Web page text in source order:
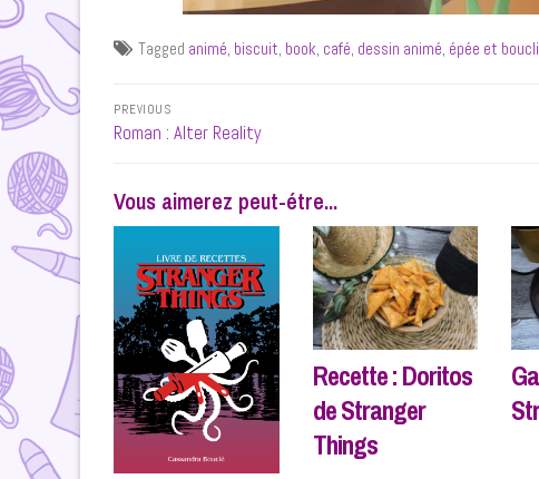
Tagged animé, biscuit, book, café, dessin animé, épée et
Navigation
de
PREVIOUS
Previous
Roman : Alter Reality
Vous aimerez peut-étre...
Recette : Doritos
de Stranger
Things